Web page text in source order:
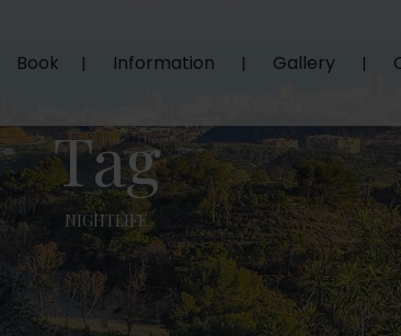
Book Information Gallery
Tag
NIGHTLIFE